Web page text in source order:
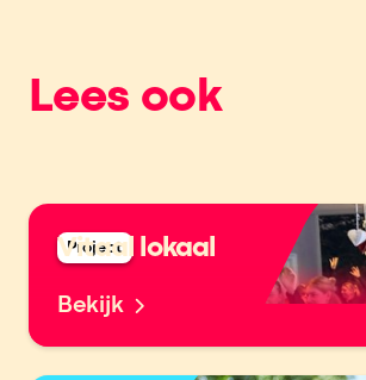
Lees ook
Project
Vitaal lokaal
Bekijk